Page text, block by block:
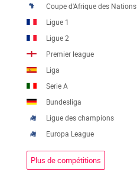
Coupe d'Afrique des Nations
Ligue 1
Ligue 2
Premier league
Liga
Serie A
Bundesliga
Ligue des champions
Europa League
Plus de compétitions